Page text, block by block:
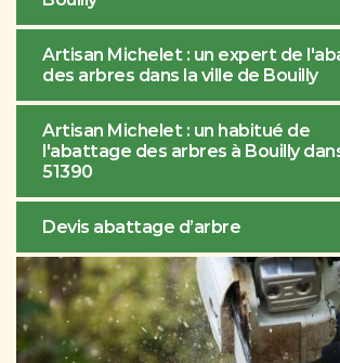
Artisan Michelet : un expert de
des arbres dans la ville de Bouilly
Artisan Michelet : un habitué de
l'abattage des arbres à Bouilly
51390
Devis abattage d’arbre